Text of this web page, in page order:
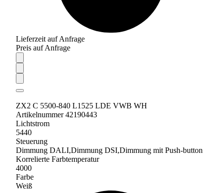
Lieferzeit auf Anfrage
Preis auf Anfrage
ZX2 C 5500-840 L1525 LDE VWB WH
Artikelnummer 42190443
Lichtstrom
5440
Steuerung
Dimmung DALI,Dimmung DSI,Dimmung mit Push-button
Korrelierte Farbtemperatur
4000
Farbe
Weiß